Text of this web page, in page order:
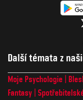
Další témata z
Moje Psychologie
Fantasy